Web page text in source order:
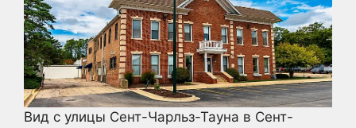
Вид с улицы Сент-Чарльз-Тауна в Сент-